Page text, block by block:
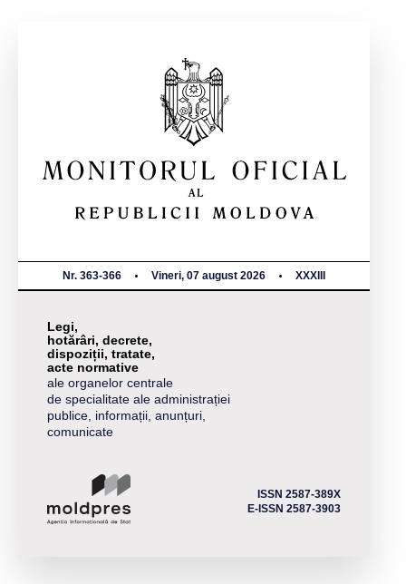
Nr. 363-366 Vineri, 07 august 2026 XXXIII
Legi,
hotărâri, decrete,
dispoziții, tratate,
acte normative
ale organelor centrale
de specialitate ale administrației
publice, informații, anunțuri,
comunicate
ISSN 2587-389X
E-ISSN 2587-3903